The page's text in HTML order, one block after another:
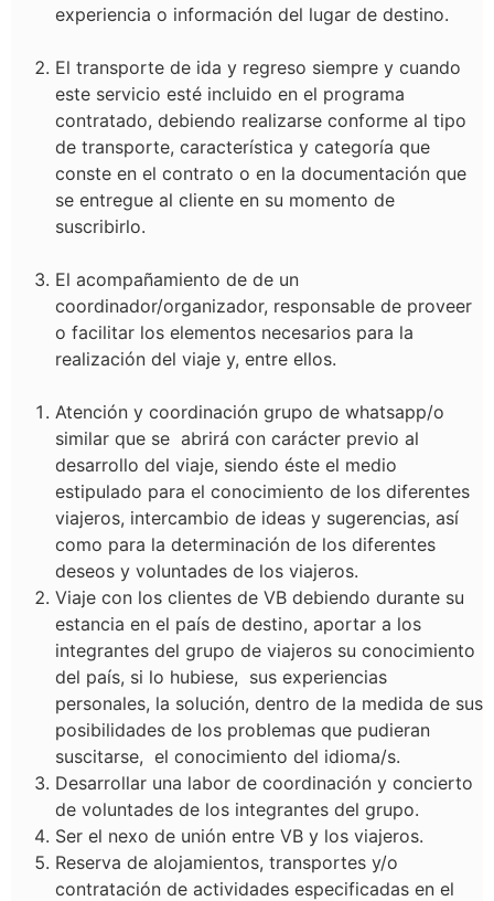
experiencia o información del lugar de destino.
El transporte de ida y regreso siempre y cuando
este servicio esté incluido en el programa
contratado, debiendo realizarse conforme al tipo
de transporte, característica y categoría que
conste en el contrato o en la documentación que
se entregue al cliente en su momento de
suscribirlo.
El acompañamiento de de un
coordinador/organizador, responsable de proveer
o facilitar los elementos necesarios para la
realización del viaje y, entre ellos.
Atención y coordinación grupo de whatsapp/o
similar que se abrirá con carácter previo al
desarrollo del viaje, siendo éste el medio
estipulado para el conocimiento de los diferentes
viajeros, intercambio de ideas y sugerencias, así
como para la determinación de los diferentes
deseos y voluntades de los viajeros.
Viaje con los clientes de VB debiendo durante su
estancia en el país de destino, aportar a los
integrantes del grupo de viajeros su conocimiento
del país, si lo hubiese, sus experiencias
personales, la solución, dentro de la medida de sus
posibilidades de los problemas que pudieran
suscitarse, el conocimiento del idioma/s.
Desarrollar una labor de coordinación y concierto
de voluntades de los integrantes del grupo.
Ser el nexo de unión entre VB y los viajeros.
Reserva de alojamientos, transportes y/o
contratación de actividades especificadas en el